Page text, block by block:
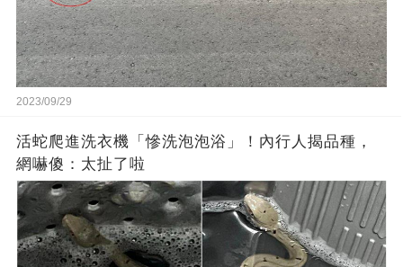
2023/09/29
活蛇爬進洗衣機「慘洗泡泡浴」！內行人揭品種，
網嚇傻：太扯了啦